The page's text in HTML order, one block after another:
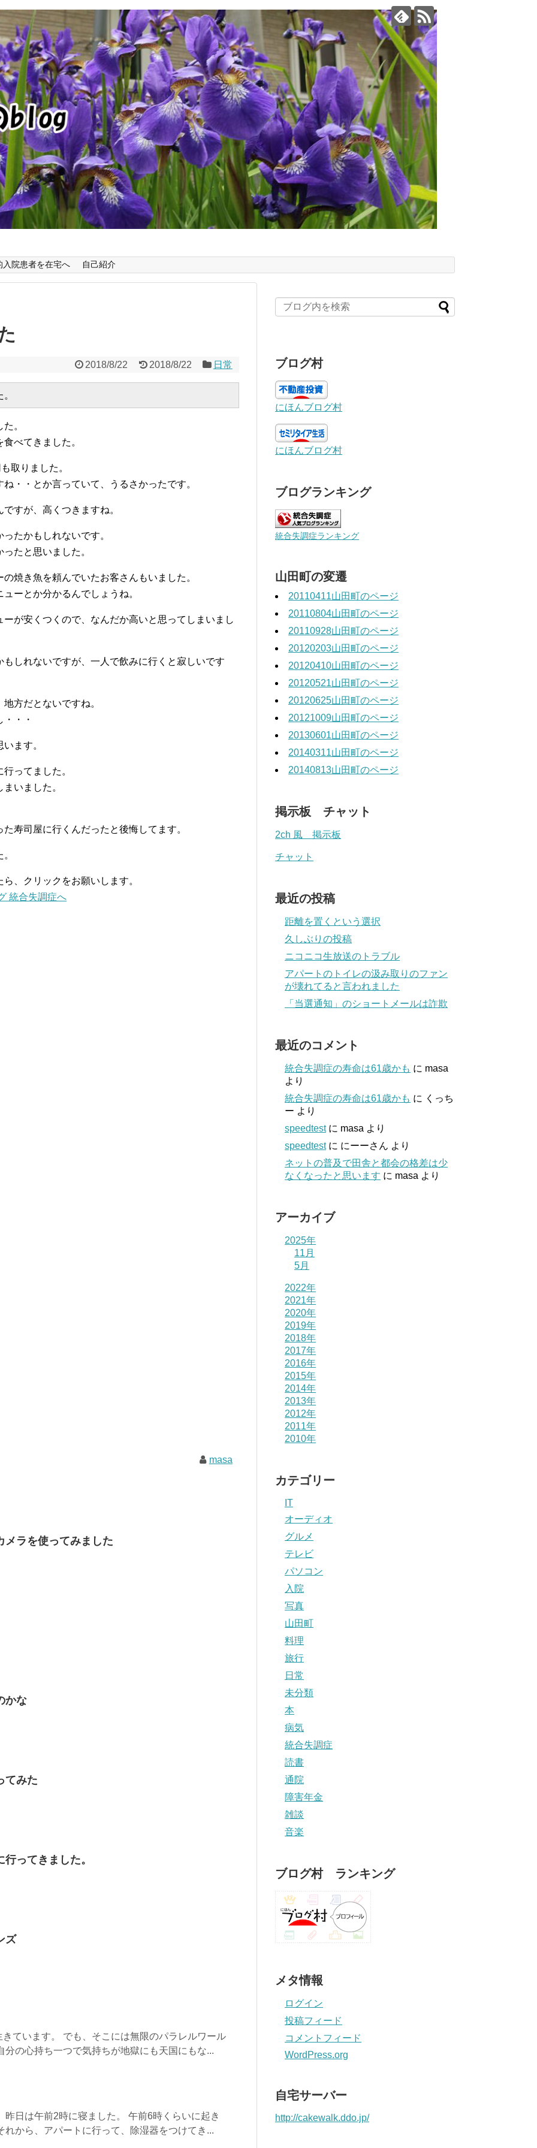
入院患者を在宅へ 自己紹介
2018/8/22 2018/8/22 日常
。
べてきました。
取りました。
・・とか言っていて、うるさかったです。
すが、高くつきますね。
たかもしれないです。
たと思いました。
焼き魚を頼んでいたお客さんもいました。
ーとか分かるんでしょうね。
が安くつくので、なんだか高いと思ってしまいまし
しれないですが、一人で飲みに行くと寂しいです
方だとないですね。
・・
ます。
ってました。
いました。
寿司屋に行くんだったと後悔してます。
、クリックをお願いします。
masa
メラを使ってみました
かな
てみた
ってきました。
ズ
ています。 でも、そこには無限のパラレルワール
分の心持ち一つで気持ちが地獄にも天国にもな...
昨日は午前2時に寝ました。 午前6時くらいに起き
れから、アパートに行って、除湿器をつけてき...
ブログ村
にほんブログ村
にほんブログ村
ブログランキング
統合失調症ランキング
山田町の変遷
20110411山田町のページ
20110804山田町のページ
20110928山田町のページ
20120203山田町のページ
20120410山田町のページ
20120521山田町のページ
20120625山田町のページ
20121009山田町のページ
20130601山田町のページ
20140311山田町のページ
20140813山田町のページ
掲示板 チャット
2ch 風 掲示板
チャット
最近の投稿
距離を置くという選択
久しぶりの投稿
ニコニコ生放送のトラブル
アパートのトイレの汲み取りのファン
が壊れてると言われました
「当選通知」のショートメールは詐欺
最近のコメント
統合失調症の寿命は61歳かも に masa
より
統合失調症の寿命は61歳かも に くっち
ー より
speedtestに masa より
speedtestに にーーさん より
ネットの普及で田舎と都会の格差は少
なくなったと思います に masa より
アーカイブ
2025年
11月
5月
2022年
2021年
2020年
2019年
2018年
2017年
2016年
2015年
2014年
2013年
2012年
2011年
2010年
カテゴリー
IT
オーディオ
グルメ
テレビ
パソコン
入院
写真
山田町
料理
旅行
日常
未分類
本
病気
統合失調症
読書
通院
障害年金
雑談
音楽
ブログ村 ランキング
メタ情報
ログイン
投稿フィード
コメントフィード
WordPress.org
自宅サーバー
http://cakewalk.ddo.jp/